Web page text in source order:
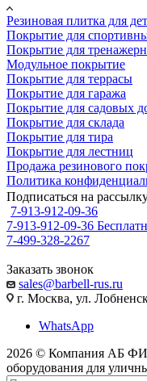
Резиновая плитка для
Покрытие для
Покрытие для
Модульное покрытие
Покрытие для террасы
Покрытие для гаража
Покрытие для садовых
Покрытие для склада
Покрытие для тира
Покрытие для лестниц
Продажа резинового
Политика
Подписаться на
7-913-912-09-36
7-913-912-09-36
7-499-328-2267
Заказать звонок
sales@barbell-rus.ru
г. Москва, ул.
WhatsApp
2026 © Компания АБ
оборудования для